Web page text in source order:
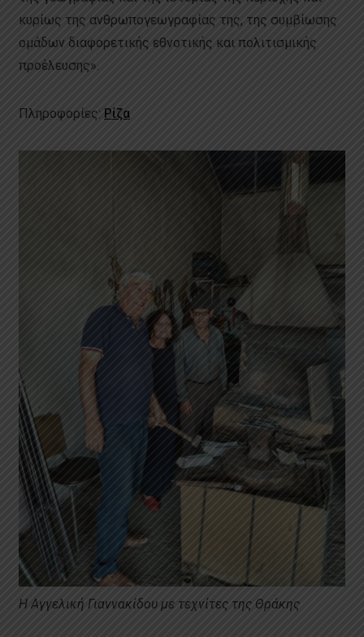
κυρίως της ανθρωπογεωγραφίας της, της συμβίωσης
ομάδων διαφορετικής εθνοτικής και πολιτισμικής
προέλευσης».
Πληροφορίες: Ρίζα
Η Αγγελική Γιαννακίδου με τεχνίτες της Θράκης